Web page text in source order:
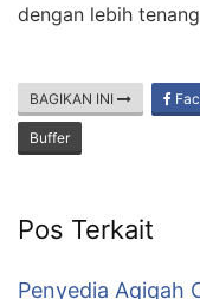
dengan lebih
BAGIKAN INI
Buffer
Pos Terkait
Penyedia Aqiqah